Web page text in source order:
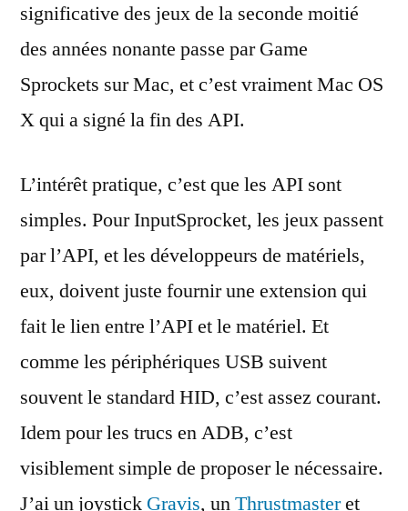
significative des jeux de la seconde moitié
des années nonante passe par Game
Sprockets sur Mac, et c’est vraiment Mac OS
X qui a signé la fin des API.
L’intérêt pratique, c’est que les API sont
simples. Pour InputSprocket, les jeux passent
par l’API, et les développeurs de matériels,
eux, doivent juste fournir une extension qui
fait le lien entre l’API et le matériel. Et
comme les périphériques USB suivent
souvent le standard HID, c’est assez courant.
Idem pour les trucs en ADB, c’est
visiblement simple de proposer le nécessaire.
J’ai un joystick Gravis, unThrustmasteret